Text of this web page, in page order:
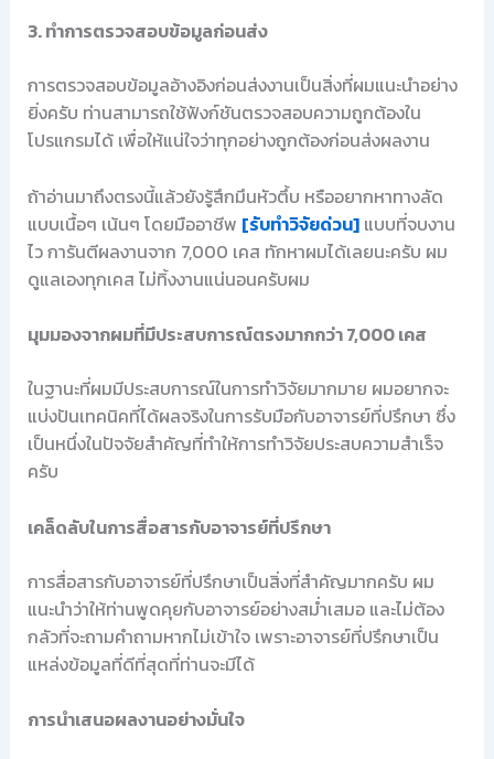
3. ทำการตรวจสอบข้อมูลก่อนส่ง
การตรวจสอบข้อมูลอ้างอิงก่อนส่งงานเป็นสิ่งที่ผมแนะนำอย่าง
ยิ่งครับ ท่านสามารถใช้ฟังก์ชันตรวจสอบความถูกต้องใน
โปรแกรมได้ เพื่อให้แน่ใจว่าทุกอย่างถูกต้องก่อนส่งผลงาน
ถ้าอ่านมาถึงตรงนี้แล้วยังรู้สึกมึนหัวตึ้บ หรืออยากหาทางลัด
แบบเนื้อๆ เน้นๆ โดยมืออาชีพ [รับทำวิจัยด่วน]แบบที่จบงาน
ไว การันตีผลงานจาก 7,000 เคส ทักหาผมได้เลยนะครับ ผม
ดูแลเองทุกเคส ไม่ทิ้งงานแน่นอนครับผม
มุมมองจากผมที่มีประสบการณ์ตรงมากกว่า 7,000 เคส
ในฐานะที่ผมมีประสบการณ์ในการทำวิจัยมากมาย ผมอยากจะ
แบ่งปันเทคนิคที่ได้ผลจริงในการรับมือกับอาจารย์ที่ปรึกษา ซึ่ง
เป็นหนึ่งในปัจจัยสำคัญที่ทำให้การทำวิจัยประสบความสำเร็จ
ครับ
เคล็ดลับในการสื่อสารกับอาจารย์ที่ปรึกษา
การสื่อสารกับอาจารย์ที่ปรึกษาเป็นสิ่งที่สำคัญมากครับ ผม
แนะนำว่าให้ท่านพูดคุยกับอาจารย์อย่างสม่ำเสมอ และไม่ต้อง
กลัวที่จะถามคำถามหากไม่เข้าใจ เพราะอาจารย์ที่ปรึกษาเป็น
แหล่งข้อมูลที่ดีที่สุดที่ท่านจะมีได้
การนำเสนอผลงานอย่างมั่นใจ